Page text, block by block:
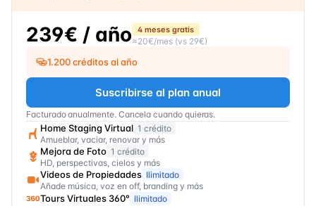
239€ / año 4 meses gratis
≈20€/mes (vs 29€)
1.200 créditos al año
Suscribirse al plan anual
Facturado anualmente. Cancela cuando quieras.
Home Staging Virtual 1 crédito
Amueblar, vaciar, renovar y más
Mejora de Foto 1 crédito
HD, perspectivas, cielos y más
Videos de Propiedades Ilimitado
Añade música, voz en off, branding y más
Tours Virtuales 360° Ilimitado